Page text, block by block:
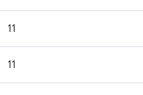
11
11